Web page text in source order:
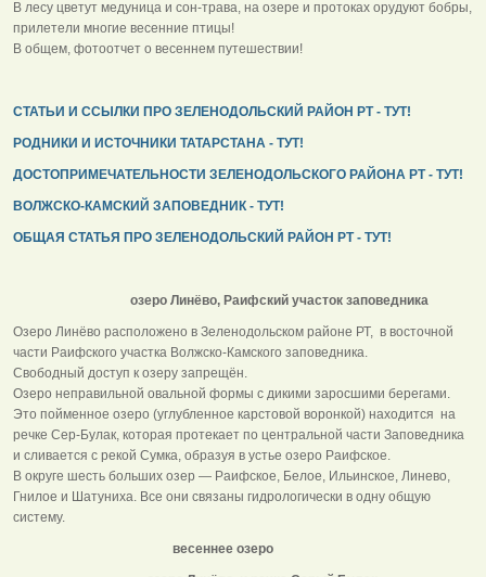
В лесу цветут медуница и сон-трава, на озере и протоках орудуют бобры,
прилетели многие весенние птицы!
В общем, фотоотчет о весеннем путешествии!
СТАТЬИ И ССЫЛКИ ПРО ЗЕЛЕНОДОЛЬСКИЙ РАЙОН РТ - ТУТ!
РОДНИКИ И ИСТОЧНИКИ ТАТАРСТАНА - ТУТ!
ДОСТОПРИМЕЧАТЕЛЬНОСТИ ЗЕЛЕНОДОЛЬСКОГО РАЙОНА РТ - ТУТ!
ВОЛЖСКО-КАМСКИЙ ЗАПОВЕДНИК - ТУТ!
ОБЩАЯ СТАТЬЯ ПРО ЗЕЛЕНОДОЛЬСКИЙ РАЙОН РТ - ТУТ!
озеро Линёво, Раифский участок заповедника
Озеро Линёво расположено в Зеленодольском районе РТ, в восточной
части Раифского участка Волжско-Камского заповедника.
Свободный доступ к озеру запрещён.
Озеро неправильной овальной формы с дикими заросшими берегами.
Это пойменное озеро (углубленное карстовой воронкой) находится на
речке Сер-Булак, которая протекает по центральной части Заповедника
и сливается с рекой Сумка, образуя в устье озеро Раифское.
В округе шесть больших озер — Раифское, Белое, Ильинское, Линево,
Гнилое и Шатуниха. Все они связаны гидрологически в одну общую
систему.
весеннее озеро